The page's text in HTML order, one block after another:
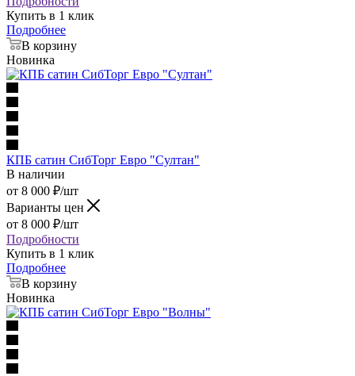
Купить в 1 клик
Подробнее
В корзину
Новинка
КПБ сатин СибТорг Евро "Султан"
В наличии
от 8 000 ₽/шт
Варианты цен
от 8 000 ₽/шт
Подробности
Купить в 1 клик
Подробнее
В корзину
Новинка